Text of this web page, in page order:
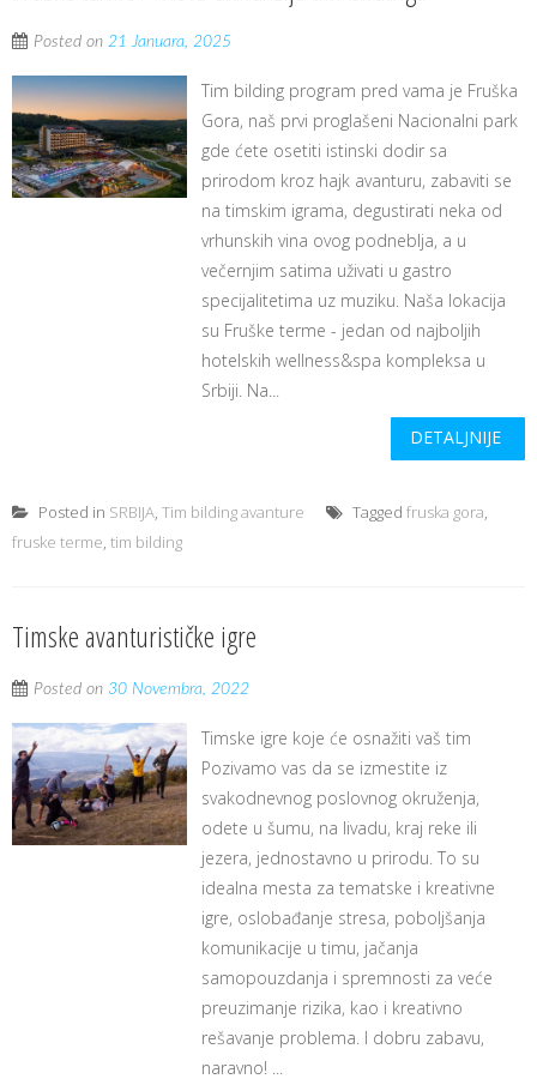
Posted on 21 Januara, 2025
Tim bilding program pred vama je Fruška
Gora, naš prvi proglašeni Nacionalni park
gde ćete osetiti istinski dodir sa
prirodom kroz hajk avanturu, zabaviti se
na timskim igrama, degustirati neka od
vrhunskih vina ovog podneblja, a u
večernjim satima uživati u gastro
specijalitetima uz muziku. Naša lokacija
su Fruške terme - jedan od najboljih
hotelskih wellness&spa kompleksa u
Srbiji. Na...
DETALJNIJE
Posted in SRBIJA, Tim bilding avanture Tagged fruska gora,
fruske terme, tim bilding
Timske avanturističke igre
Posted on 30 Novembra, 2022
Timske igre koje će osnažiti vaš tim
Pozivamo vas da se izmestite iz
svakodnevnog poslovnog okruženja,
odete u šumu, na livadu, kraj reke ili
jezera, jednostavno u prirodu. To su
idealna mesta za tematske i kreativne
igre, oslobađanje stresa, poboljšanja
komunikacije u timu, jačanja
samopouzdanja i spremnosti za veće
preuzimanje rizika, kao i kreativno
rešavanje problema. I dobru zabavu,
naravno! ...